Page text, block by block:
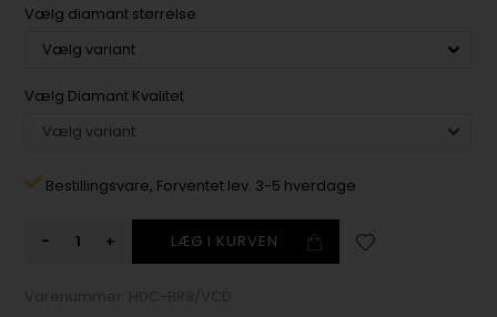
Vælg diamant størrelse
Vælg Diamant Kvalitet
Bestillingsvare, Forventet lev. 3-5 hverdage
- +